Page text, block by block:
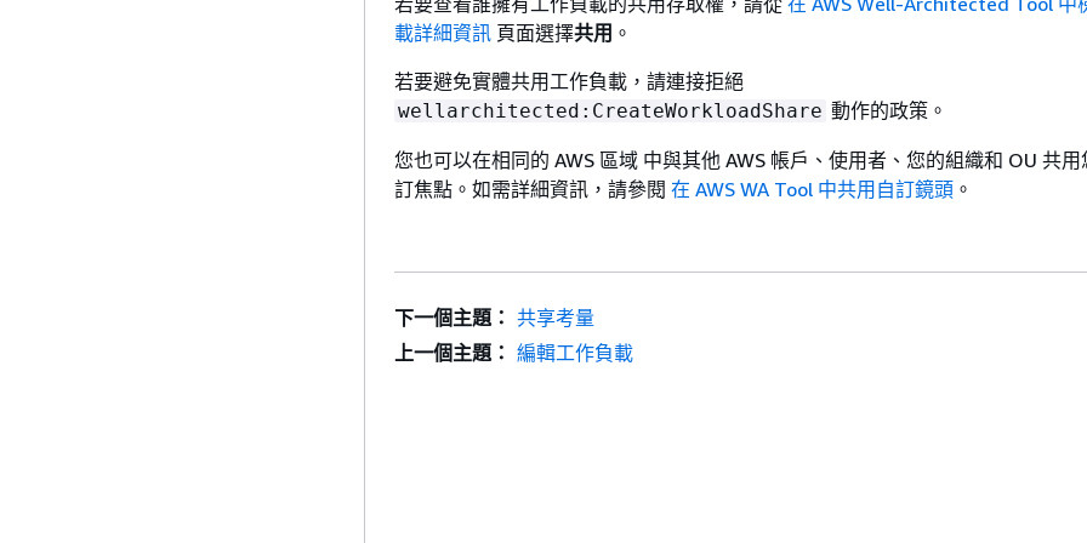
載詳細資訊 頁面選擇共用 。
若要避免實體共用工作負載，請連接拒絕
wellarchitected:CreateWorkloadShare 動作的政策。
您也可以在相同的 AWS 區域 中與其他 AWS 帳戶、使用者、您的組織和 OU 共用
訂焦點。如需詳細資訊，請參閱 在 AWS WA Tool 中共用自訂鏡頭 。
下一個主題： 共享考量
上一個主題： 編輯工作負載